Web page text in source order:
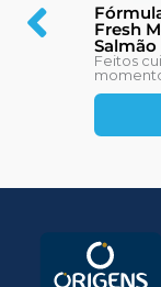
Fresh
Salmão
Feitos